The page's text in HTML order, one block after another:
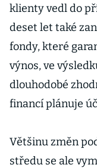
klienty vedl do
deset let také
fondy, které
výnos, ve
dlouhodobé
financí plánuje
Většinu změn
středu se ale